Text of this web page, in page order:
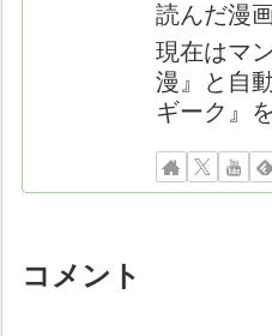
読んだ漫
現在はマ
漫』と自
ギーク』
コメント